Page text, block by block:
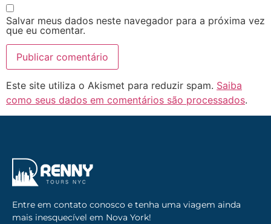
Salvar meus dados neste navegador para a próxima vez
que eu comentar.
Este site utiliza o Akismet para reduzir spam. Saiba
como seus dados em comentários são processados.
Entre em contato conosco e tenha uma viagem ainda
mais inesquecível em Nova York!